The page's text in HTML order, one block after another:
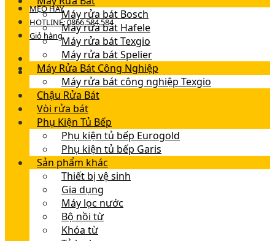
MẸO HAY
HOTLINE: 0866.584.584
Giỏ hàng
Máy rửa bát Bosch
Máy rửa bát Hafele
Máy rửa bát Texgio
Máy rửa bát Spelier
Máy Rửa Bát Công Nghiệp
Máy rửa bát công nghiệp Texgio
Chậu Rửa Bát
Vòi rửa bát
Phụ Kiện Tủ Bếp
Phụ kiện tủ bếp Eurogold
Phụ kiện tủ bếp Garis
Sản phẩm khác
Thiết bị vệ sinh
Gia dụng
Máy lọc nước
Bộ nồi từ
Khóa từ